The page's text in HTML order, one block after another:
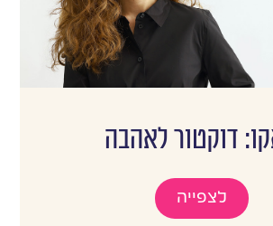
דוקטור לאהבה
לצפייה